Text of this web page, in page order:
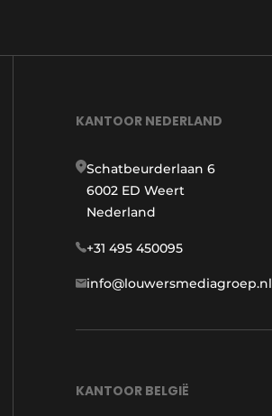
KANTOOR NEDERLAND
Schatbeurderlaan 6
6002 ED Weert
Nederland
+31 495 450095
info@louwersmediagroep.nl
KANTOOR BELGIË